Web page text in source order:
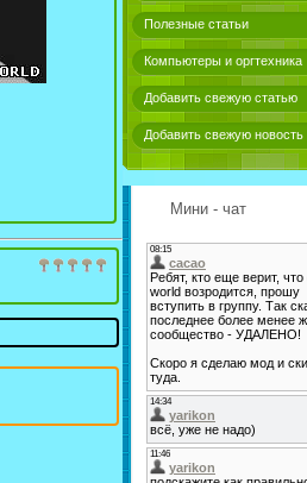
Полезные статьи
Компьютеры и оргтехника
Добавить свежую статью
Добавить свежую новость
Мини - чат